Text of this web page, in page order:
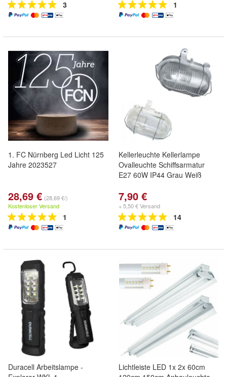
3 1
1. FC Nürnberg Led Licht 125
Jahre 2023527
28,69 € (28,69 €/)
Kostenloser Versand
1
Kellerleuchte Kellerlampe
Ovalleuchte Schiffsarmatur
E27 60W IP44 Grau Weiß
7,90 €
+ 5,50 € Versand
14
Duracell Arbeitslampe -
Lichtleiste LED 1x 2x 60cm